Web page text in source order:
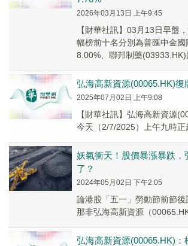
2026年03月13日 上午9:45
【財華社訊】03月13日早盤
幅榜前十名分別為普匯中金
8.00%、聯邦制藥(03933.HK)
弘海高新資源(00065.HK)復
2025年07月02日 上午9:08
【財華社訊】弘海高新資源
今天（2/7/2025）上午九時正
妖氣衝天！股價暴漲暴跌，
了？
2024年05月02日 下午2:05
論港股「五一」勞動節前節後
那非弘海高新資源（
弘海高新資源(00065.HK)：